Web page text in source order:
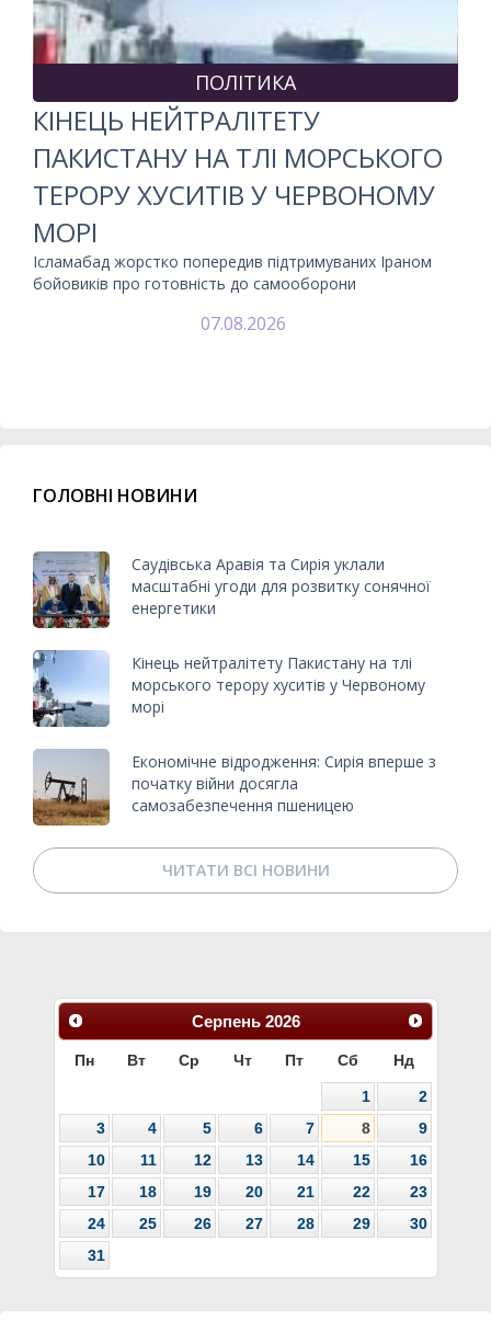
ПОЛІТИКА
КІНЕЦЬ НЕЙТРАЛІТЕТУ
ПАКИСТАНУ НА ТЛІ МОРСЬКОГО
ТЕРОРУ ХУСИТІВ У ЧЕРВОНОМУ
МОРІ
Ісламабад жорстко попередив підтримуваних Іраном
бойовиків про готовність до самооборони
07.08.2026
ГОЛОВНІ НОВИНИ
Саудівська Аравія та Сирія уклали
масштабні угоди для розвитку сонячної
енергетики
Кінець нейтралітету Пакистану на тлі
морського терору хуситів у Червоному
морі
Економічне відродження: Сирія вперше з
початку війни досягла
самозабезпечення пшеницею
ЧИТАТИ ВСІ НОВИНИ
Серпень 2026
Пн Вт Ср Чт Пт Сб Нд
1
2
3
4 5 6 7 8
9
10
11 12 13 14 15
16
17
18 19 20 21 22
23
24
25 26 27 28 29
30
31